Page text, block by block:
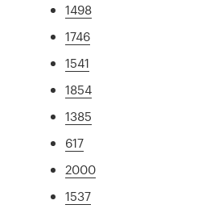
1498
1746
1541
1854
1385
617
2000
1537